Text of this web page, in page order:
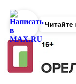
Читайте